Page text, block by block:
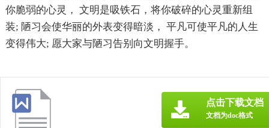
你脆弱的心灵， 文明是吸铁石，将你破碎的心灵重新组
装; 陋习会使华丽的外表变得暗淡， 平凡可使平凡的人生
变得伟大; 愿大家与陋习告别向文明握手。
点击下载文档
文档为doc格式